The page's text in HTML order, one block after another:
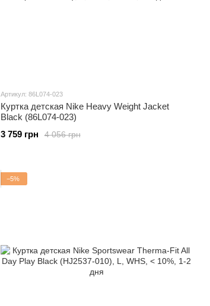
Артикул: 86L074-023
Куртка детская Nike Heavy Weight Jacket
Black (86L074-023)
4 056 грн
3 759 грн
−5%